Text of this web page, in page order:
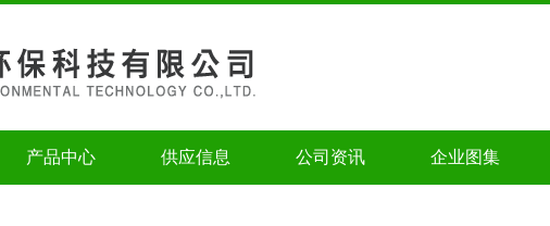
产品中心 供应信息 公司资讯 企业图集